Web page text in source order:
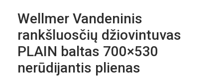
Wellmer Vandeninis
rankšluosčių džiovintuvas
PLAIN baltas 700×530
nerūdijantis plienas